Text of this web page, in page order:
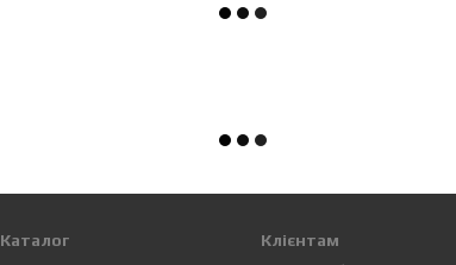
Каталог Клієнтам